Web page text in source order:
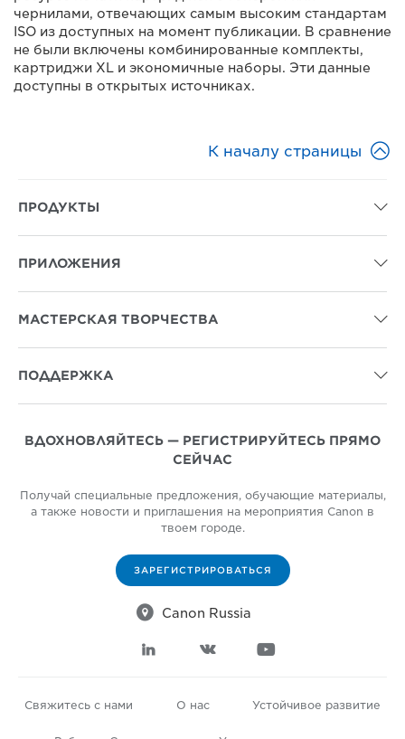
чернилами, отвечающих самым высоким стандартам
ISO из доступных на момент публикации. В сравнение
не были включены комбинированные комплекты,
картриджи XL и экономичные наборы. Эти данные
доступны в открытых источниках.
К началу страницы 
ПРОДУКТЫ 
ПРИЛОЖЕНИЯ 
МАСТЕРСКАЯ ТВОРЧЕСТВА 
ПОДДЕРЖКА 
ВДОХНОВЛЯЙТЕСЬ — РЕГИСТРИРУЙТЕСЬ ПРЯМО
СЕЙЧАС
Получай специальные предложения, обучающие материалы,
а также новости и приглашения на мероприятия Canon в
твоем городе.
ЗАРЕГИСТРИРОВАТЬСЯ
 Canon Russia
  
Свяжитесь с нами О нас Устойчивое развитие